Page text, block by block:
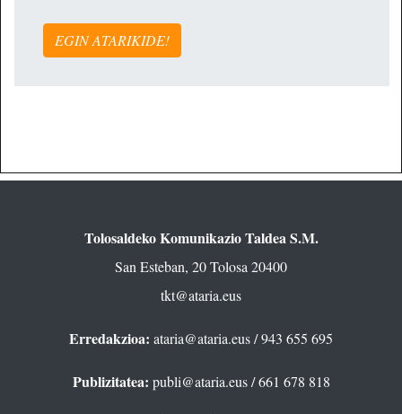
EGIN ATARIKIDE!
Tolosaldeko Komunikazio Taldea S.M.
San Esteban, 20 Tolosa 20400
tkt@ataria.eus
Erredakzioa: ataria@ataria.eus/ 943 655 695
Publizitatea: publi@ataria.eus/ 661 678 818